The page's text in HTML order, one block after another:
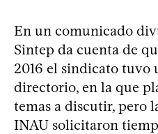
En un comunicado
Sintep da cuenta de
2016 el sindicato tuvo
directorio, en la que
temas a discutir, pero
INAU solicitaron